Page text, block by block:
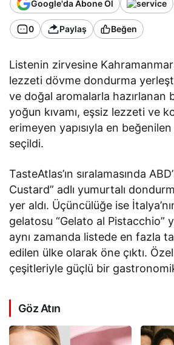
Google'da Abone Ol
0 Paylaş Beğen
Listenin zirvesine
lezzeti dövme dondurma
ve doğal aromalarla hazırlanan
yoğun kıvamı, eşsiz lezzeti ve
erimeyen yapısıyla en
seçildi.
TasteAtlas’ın sıralamasında
Custard” adlı yumurtalı
yer aldı. Üçüncülüğe ise
gelatosu “Gelato al Pistacchio”
aynı zamanda listede en fazla
edilen ülke olarak öne çıktı.
çeşitleriyle güçlü bir
Göz Atın